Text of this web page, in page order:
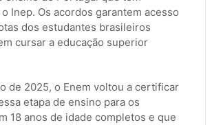
Inep. Os acordos garantem acesso
dos estudantes brasileiros
cursar a educação superior
de 2025, o Enem voltou a certificar
etapa de ensino para os
18 anos de idade completos e que